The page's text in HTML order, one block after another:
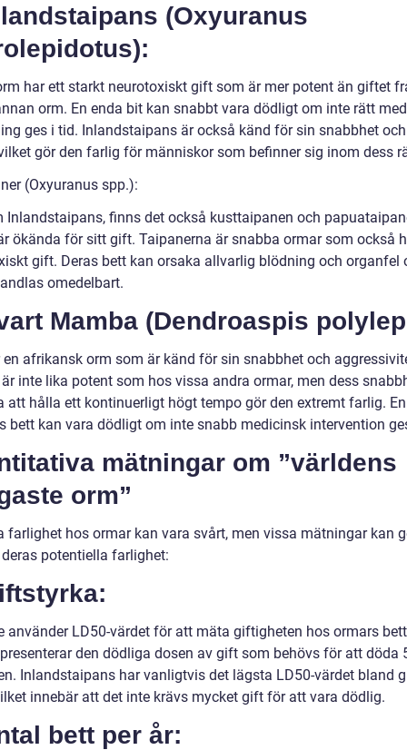
(Oxyuranus
har ett starkt neurotoxiskt gift som är mer potent än giftet
orm. En enda bit kan snabbt vara dödligt om inte rätt
ges i tid. Inlandstaipans är också känd för sin snabbhet och
gör den farlig för människor som befinner sig inom dess
(Oxyuranus spp.):
Inlandstaipans, finns det också kusttaipanen och
ökända för sitt gift. Taipanerna är snabba ormar som också
gift. Deras bett kan orsaka allvarlig blödning och organfel
omedelbart.
Mamba (Dendroaspis
en afrikansk orm som är känd för sin snabbhet och
inte lika potent som hos vissa andra ormar, men dess
att hålla ett kontinuerligt högt tempo gör den extremt farlig.
bett kan vara dödligt om inte snabb medicinsk intervention
mätningar om ”världens
orm”
farlighet hos ormar kan vara svårt, men vissa mätningar kan
potentiella farlighet:
använder LD50-värdet för att mäta giftigheten hos ormars
den dödliga dosen av gift som behövs för att döda
Inlandstaipans har vanligtvis det lägsta LD50-värdet bland
innebär att det inte krävs mycket gift för att vara dödlig.
bett per år: